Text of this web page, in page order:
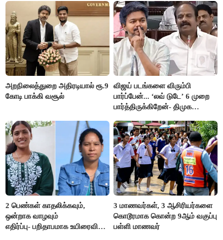
அறநிலைத்துறை அதிரடியால் ரூ.9
கோடி பாக்கி வசூல்
விஜய் படங்களை விரும்பி
பார்ப்பேன்... ‘லவ் டுடே’ 6 முறை
பார்த்திருக்கிறேன்- திமுக
2 பெண்கள் காதலிக்கவும்,
ஒன்றாக வாழவும்
எதிர்ப்பு- பறிதாபமாக உயிரைவிட்ட
3 மாணவர்கள், 3 ஆசிரியர்களை
கொடூரமாக கொன்ற 9ஆம் வகுப்பு
பள்ளி மாணவர்